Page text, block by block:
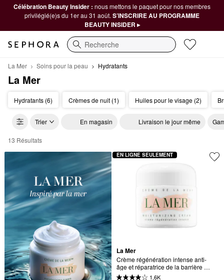
Célébration Beauty Insider : nous mettons le paquet pour nos membres
privilégié(e)s du 1er au 31 août. S’INSCRIRE AU PROGRAMME
BEAUTY INSIDER ▸
Recherche
La Mer Soins pour la peau Hydratants
La Mer
Hydratants (6) Crèmes de nuit (1) Huiles pour le visage (2)
Trier En magasin Livraison le jour même
La Mer Hydratants
13 Résultats
La Mer
Crème régénération intense anti-
âge et réparatrice de la barrière
cutanée
1,6K
EN LIGNE SEULEMENT